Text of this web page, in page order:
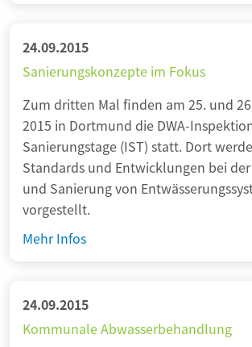
h
w
l
t
ä
c
h
s
t
e
J
a
r
u
n
e
n
f
ü
r
k
o
e
x
24.09.2015
Sanierungskonzepte im Fokus
Zum dritten Mal finden am 25. und
2015 in Dortmund die DWA-
Sanierungstage (IST) statt. Dort
Standards und Entwicklungen bei
und Sanierung von
vorgestellt.
Mehr InfosS
i
e
24.09.2015
Kommunale Abwasserbehandlung